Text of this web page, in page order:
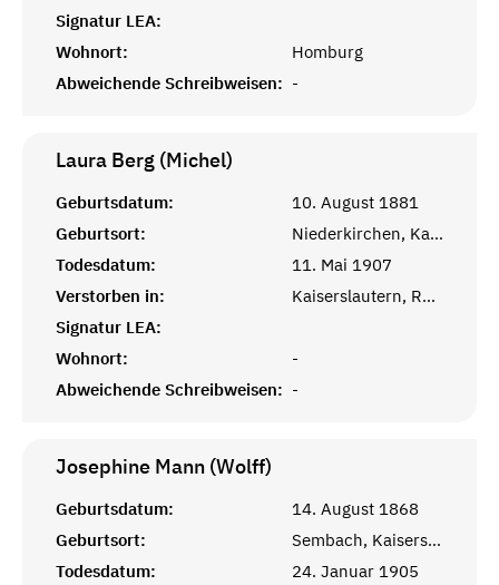
Signatur LEA:
Wohnort:
Homburg
Abweichende Schreibweisen: -
Laura Berg (Michel)
Geburtsdatum:
10. August 1881
Geburtsort:
Niederkirchen, Kaiserslautern, Rheinprovinz
Todesdatum:
11. Mai 1907
Verstorben in:
Kaiserslautern, Rheinprovinz
Signatur LEA:
Wohnort:
-
Abweichende Schreibweisen: -
Josephine Mann (Wolff)
Geburtsdatum:
14. August 1868
Geburtsort:
Sembach, Kaiserslautern, Rheinprovinz
Todesdatum:
24. Januar 1905